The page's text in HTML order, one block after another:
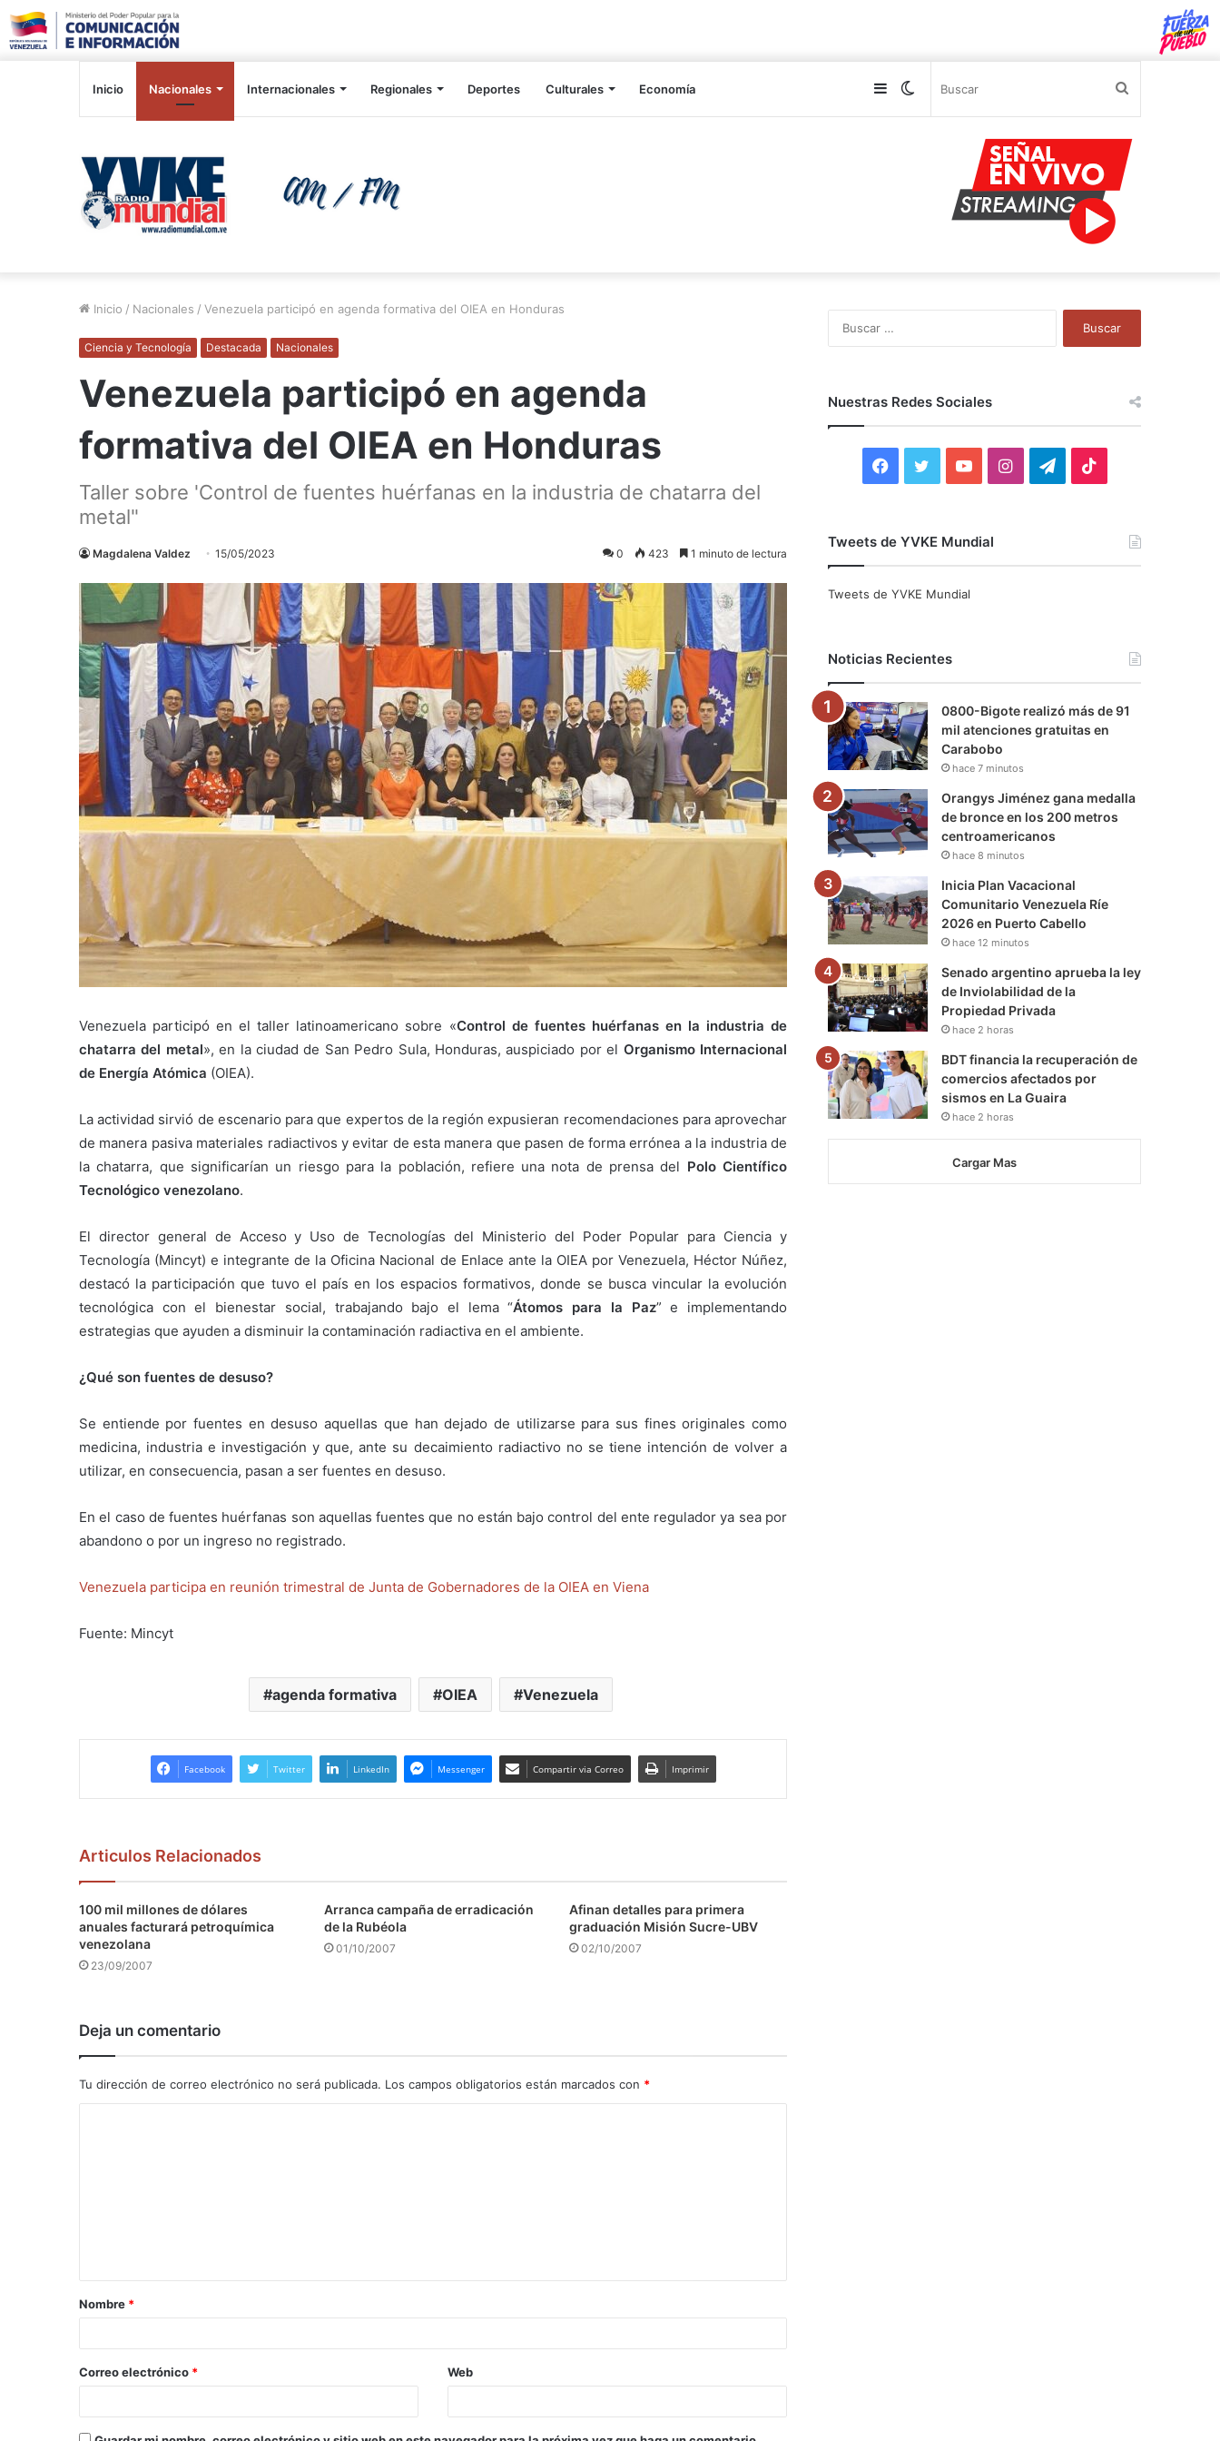
Inicio Nacionales Internacionales Regionales Deportes Culturales Economía Switch
Sidebar
Inicio / Nacionales / Venezuela participó en agenda formativa del OIEA en Honduras
Ciencia y Tecnología Destacada Nacionales
Venezuela participó en agenda
formativa del OIEA en Honduras
Taller sobre 'Control de fuentes huérfanas en la industria de chatarra del
metal"
Magdalena Valdez 15/05/2023 0 423 1 minuto de lectura
Venezuela participó en el taller latinoamericano sobre «Control de fuentes huérfanas en la industria de
chatarra del metal», en la ciudad de San Pedro Sula, Honduras, auspiciado por el Organismo Internacional
de Energía Atómica (OIEA).
La actividad sirvió de escenario para que expertos de la región expusieran recomendaciones para aprovechar
de manera pasiva materiales radiactivos y evitar de esta manera que pasen de forma errónea a la industria de
la chatarra, que significarían un riesgo para la población, refiere una nota de prensa del Polo Científico
Tecnológico venezolano.
El director general de Acceso y Uso de Tecnologías del Ministerio del Poder Popular para Ciencia y
Tecnología (Mincyt) e integrante de la Oficina Nacional de Enlace ante la OIEA por Venezuela, Héctor Núñez,
destacó la participación que tuvo el país en los espacios formativos, donde se busca vincular la evolución
tecnológica con el bienestar social, trabajando bajo el lema “Átomos para la Paz” e implementando
estrategias que ayuden a disminuir la contaminación radiactiva en el ambiente.
¿Qué son fuentes de desuso?
Se entiende por fuentes en desuso aquellas que han dejado de utilizarse para sus fines originales como
medicina, industria e investigación y que, ante su decaimiento radiactivo no se tiene intención de volver a
utilizar, en consecuencia, pasan a ser fuentes en desuso.
En el caso de fuentes huérfanas son aquellas fuentes que no están bajo control del ente regulador ya sea por
abandono o por un ingreso no registrado.
Venezuela participa en reunión trimestral de Junta de Gobernadores de la OIEA en Viena
Fuente: Mincyt
agenda formativa OIEA Venezuela
Facebook Twitter LinkedIn Messenger Compartir via Correo Imprimir
Articulos Relacionados
100 mil millones de dólares
anuales facturará petroquímica
venezolana
23/09/2007
Arranca campaña de erradicación
de la Rubéola
01/10/2007
Afinan detalles para primera
graduación Misión Sucre-UBV
02/10/2007
Deja un comentario
Tu dirección de correo electrónico no será publicada. Los campos obligatorios están marcados con *
a
r
*
Nombre *
Correo electrónico * Web
Nuestras Redes Sociales
F
c
o
k
i
r
Y
u
e
I
r
a
T
a
m
Tweets de YVKE Mundial
Tweets de YVKE Mundial
Noticias Recientes
0800-Bigote realizó más de 91
mil atenciones gratuitas en
Carabobo
hace 7 minutos
Orangys Jiménez gana medalla
de bronce en los 200 metros
centroamericanos
hace 8 minutos
Inicia Plan Vacacional
Comunitario Venezuela Ríe
2026 en Puerto Cabello
hace 12 minutos
Senado argentino aprueba la ley
de Inviolabilidad de la
Propiedad Privada
hace 2 horas
BDT financia la recuperación de
comercios afectados por
sismos en La Guaira
hace 2 horas
Cargar Mas